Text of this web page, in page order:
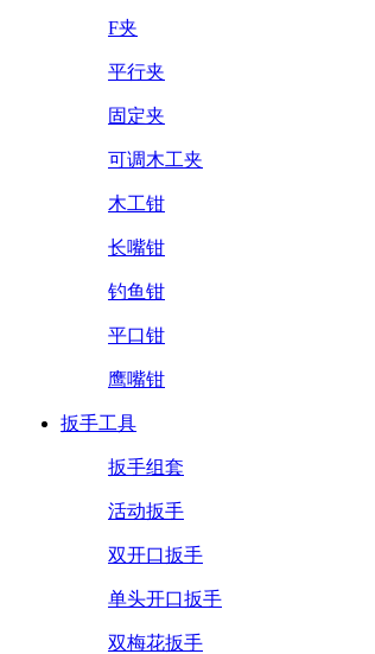
F夹
平行夹
固定夹
可调木工夹
木工钳
长嘴钳
钓鱼钳
平口钳
鹰嘴钳
扳手工具
扳手组套
活动扳手
双开口扳手
单头开口扳手
双梅花扳手